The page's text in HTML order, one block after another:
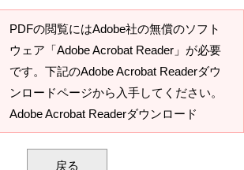
PDFの閲覧にはAdobe社の無償のソフト
ウェア「Adobe Acrobat Reader」が必要
です。下記のAdobe Acrobat Readerダウ
ンロードページから入手してください。
Adobe Acrobat Readerダウンロード
戻る